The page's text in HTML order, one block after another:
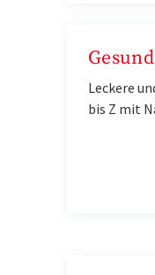
Leckere
bis Z mit